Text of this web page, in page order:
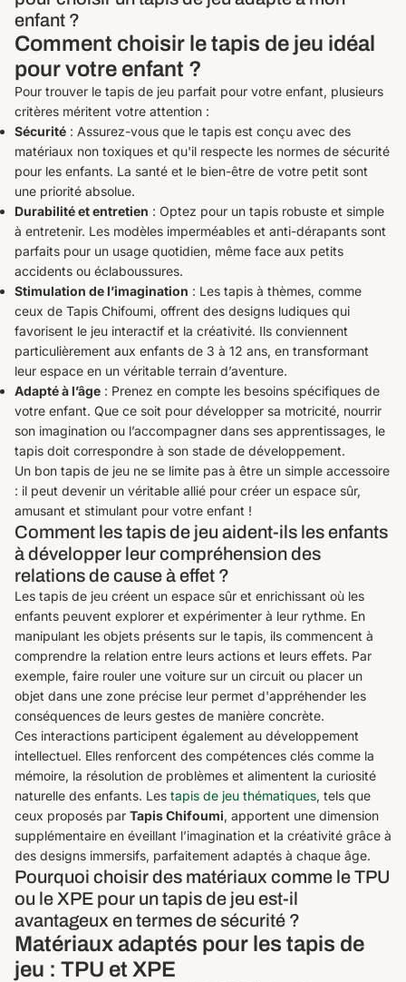
enfant ?
Comment choisir le tapis de jeu idéal
pour votre enfant ?
Pour trouver le tapis de jeu parfait pour votre enfant, plusieurs
critères méritent votre attention :
Sécurité : Assurez-vous que le tapis est conçu avec des
matériaux non toxiques et qu'il respecte les normes de sécurité
pour les enfants. La santé et le bien-être de votre petit sont
une priorité absolue.
Durabilité et entretien : Optez pour un tapis robuste et simple
à entretenir. Les modèles imperméables et anti-dérapants sont
parfaits pour un usage quotidien, même face aux petits
accidents ou éclaboussures.
Stimulation de l’imagination : Les tapis à thèmes, comme
ceux de Tapis Chifoumi, offrent des designs ludiques qui
favorisent le jeu interactif et la créativité. Ils conviennent
particulièrement aux enfants de 3 à 12 ans, en transformant
leur espace en un véritable terrain d’aventure.
Adapté à l’âge : Prenez en compte les besoins spécifiques de
votre enfant. Que ce soit pour développer sa motricité, nourrir
son imagination ou l’accompagner dans ses apprentissages, le
tapis doit correspondre à son stade de développement.
Un bon tapis de jeu ne se limite pas à être un simple accessoire
: il peut devenir un véritable allié pour créer un espace sûr,
amusant et stimulant pour votre enfant !
Comment les tapis de jeu aident-ils les enfants
à développer leur compréhension des
relations de cause à effet ?
Les tapis de jeu créent un espace sûr et enrichissant où les
enfants peuvent explorer et expérimenter à leur rythme. En
manipulant les objets présents sur le tapis, ils commencent à
comprendre la relation entre leurs actions et leurs effets. Par
exemple, faire rouler une voiture sur un circuit ou placer un
objet dans une zone précise leur permet d'appréhender les
conséquences de leurs gestes de manière concrète.
Ces interactions participent également au développement
intellectuel. Elles renforcent des compétences clés comme la
mémoire, la résolution de problèmes et alimentent la curiosité
naturelle des enfants. Les tapis de jeu thématiques, tels que
ceux proposés par Tapis Chifoumi, apportent une dimension
supplémentaire en éveillant l’imagination et la créativité grâce à
des designs immersifs, parfaitement adaptés à chaque âge.
Pourquoi choisir des matériaux comme le TPU
ou le XPE pour un tapis de jeu est-il
avantageux en termes de sécurité ?
Matériaux adaptés pour les tapis de
jeu : TPU et XPE